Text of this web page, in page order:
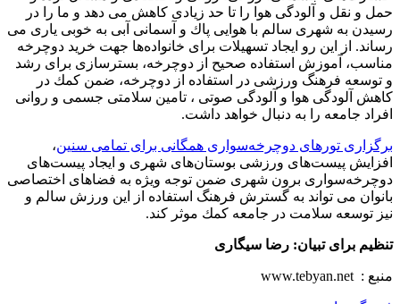
حمل و نقل و آلودگی هوا را تا حد زیادی كاهش می دهد و ما را در
رسیدن به شهری سالم با هوایی پاك و آسمانی آبی به خوبی یاری می
رساند. از این رو ایجاد تسهیلات برای خانواده‌ها جهت خرید دوچرخه
مناسب، آموزش استفاده صحیح از دوچرخه، بسترسازی برای رشد
و توسعه فرهنگ ورزشی در استفاده از دوچرخه، ضمن كمك در
كاهش آلودگی هوا و آلودگی صوتی ، تامین سلامتی جسمی و روانی
افراد جامعه را به دنبال خواهد داشت.
برگزاری تورهای دوچرخه‌سواری همگانی برای تمامی سنین،
افزایش پیست‌های ورزشی بوستان‌های شهری و ایجاد پیست‌های
دوچرخه‌سواری برون شهری ضمن توجه ویژه به فضاهای اختصاصی
بانوان می تواند به گسترش فرهنگ استفاده از این ورزش سالم و
نیز توسعه سلامت در جامعه كمك موثر كند.
تنظیم برای تبیان: رضا سیگاری
منبع : www.tebyan.net